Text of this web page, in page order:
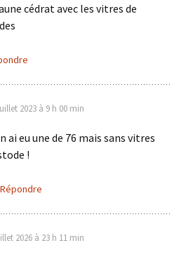
cédrat avec les vitres de
2023 à 9 h 00 min
ai eu une de 76 mais sans vitres
!
Répondre
2026 à 23 h 11 min